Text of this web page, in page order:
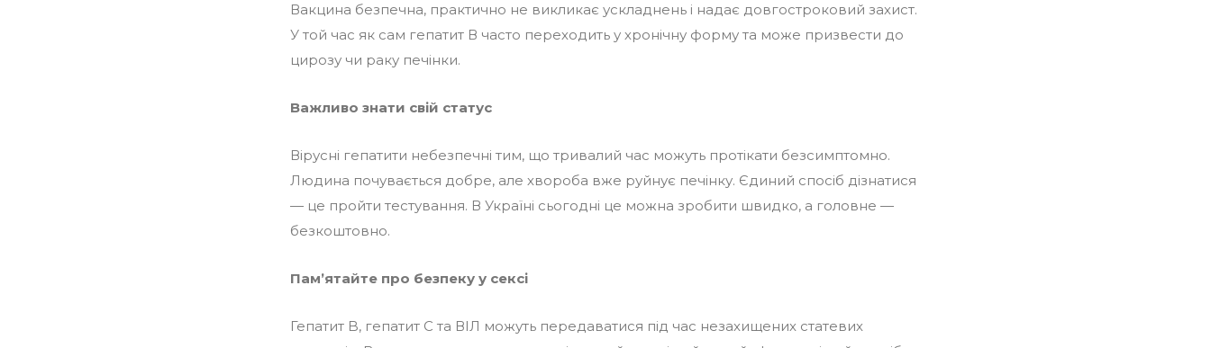
Вакцина безпечна, практично не викликає ускладнень і надає довгостроковий захист.
У той час як сам гепатит В часто переходить у хронічну форму та може призвести до
цирозу чи раку печінки.
Важливо знати свій статус
Вірусні гепатити небезпечні тим, що тривалий час можуть протікати безсимптомно.
Людина почувається добре, але хвороба вже руйнує печінку. Єдиний спосіб дізнатися
— це пройти тестування. В Україні сьогодні це можна зробити швидко, а головне —
безкоштовно.
Пам’ятайте про безпеку у сексі
Гепатит B, гепатит С та ВІЛ можуть передаватися під час незахищених статевих